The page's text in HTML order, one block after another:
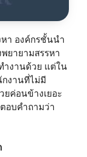
หา องค์กรชั้นนำ
ยายามสรรหา
ำงานด้วย แต่ใน
งานที่ไม่มี
ยค่อนข้างเยอะ
อบคำถามว่า